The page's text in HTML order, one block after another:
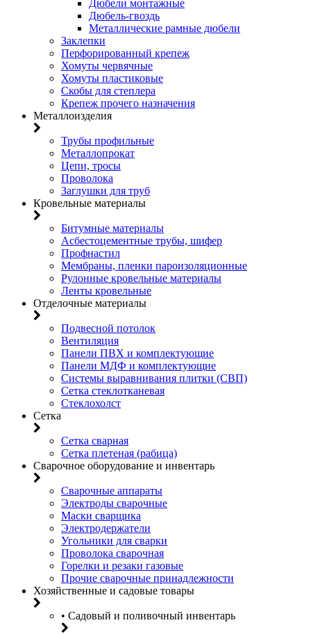
Дюбели монтажные
Дюбель-гвоздь
Металлические рамные дюбели
Заклепки
Перфорированный крепеж
Хомуты червячные
Хомуты пластиковые
Скобы для степлера
Крепеж прочего назначения
Металлоизделия
Трубы профильные
Металлопрокат
Цепи, тросы
Проволока
Заглушки для труб
Кровельные материалы
Битумные материалы
Асбестоцементные трубы, шифер
Профнастил
Мембраны, пленки пароизоляционные
Рулонные кровельные материалы
Ленты кровельные
Отделочные материалы
Подвесной потолок
Вентиляция
Панели ПВХ и комплектующие
Панели МДФ и комплектующие
Системы выравнивания плитки (СВП)
Сетка стеклотканевая
Стеклохолст
Сетка
Сетка сварная
Сетка плетеная (рабица)
Сварочное оборудование и инвентарь
Сварочные аппараты
Электроды сварочные
Маски сварщика
Электродержатели
Угольники для сварки
Проволока сварочная
Горелки и резаки газовые
Прочие сварочные принадлежности
Хозяйственные и садовые товары
• Садовый и поливочный инвентарь